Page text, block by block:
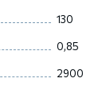
130
0,85
2900